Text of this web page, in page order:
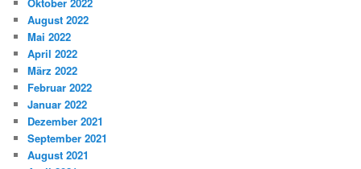
August 2022
Mai 2022
April 2022
März 2022
Februar 2022
Januar 2022
Dezember 2021
September 2021
August 2021